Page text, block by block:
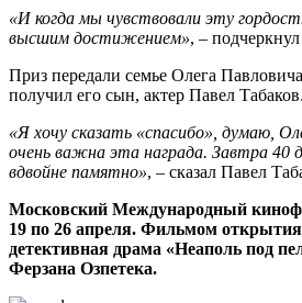
«И когда мы чувствовали эту
высшим достижением», –
Приз передали семье Олега
получил его сын, актер Павел Табаков.
«Я хочу сказать «спасибо», думаю,
очень важна эта награда. Завтра 40
вдвойне памятно», – сказал Павел
Московский Международный
19 по 26 апреля. Фильмом открытия
детективная драма «Неаполь под
Ферзана Озпетека.